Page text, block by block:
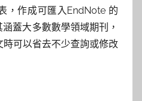
，作成可匯入EndNote 的
蓋大多數數學領域期刊，
可以省去不少查詢或修改